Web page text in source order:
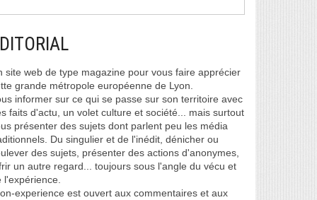
site web de type magazine pour vous faire apprécier
grande métropole européenne de Lyon.
informer sur ce qui se passe sur son territoire avec
faits d'actu, un volet culture et société... mais surtout
présenter des sujets dont parlent peu les média
Du singulier et de l'inédit, dénicher ou
des sujets, présenter des actions d'anonymes,
un autre regard... toujours sous l'angle du vécu et
l'expérience.
experience est ouvert aux commentaires et aux